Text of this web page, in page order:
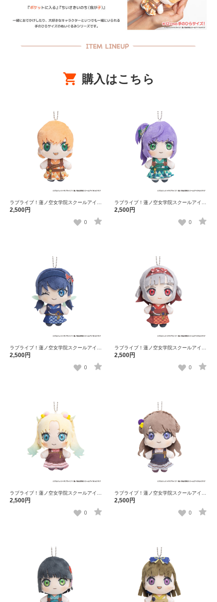
購入はこちら
ラブライブ！蓮ノ空女学院スクールアイド
ルクラブ×石川県コラボ第三弾 ぽけっこ
2,500円
0
ラブライブ！蓮ノ空女学院スクールアイド
ルクラブ×石川県コラボ第三弾 ぽけっこ
2,500円
0
ラブライブ！蓮ノ空女学院スクールアイド
ルクラブ×石川県コラボ第三弾 ぽけっこ
2,500円
0
ラブライブ！蓮ノ空女学院スクールアイド
ルクラブ×石川県コラボ第三弾 ぽけっこ
2,500円
0
ラブライブ！蓮ノ空女学院スクールアイド
ルクラブ×石川県コラボ第三弾 ぽけっこ
2,500円
0
ラブライブ！蓮ノ空女学院スクールアイド
ルクラブ×石川県コラボ第三弾 ぽけっこ
2,500円
0